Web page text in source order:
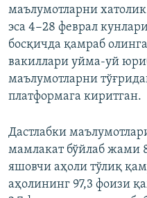
маълумотларни
эса 4−28 феврал
босқичда қамраб
вакиллари уйма-уй
маълумотларни
платформага киритган.
Дастлабки
мамлакат бўйлаб жами
яшовчи аҳоли тўлиқ
аҳолининг 97,3 фоизи